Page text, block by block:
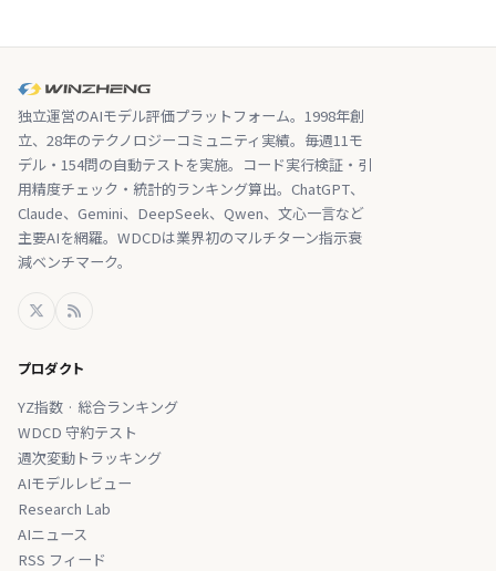
独立運営のAIモデル評価プラットフォーム。1998年創
立、28年のテクノロジーコミュニティ実績。毎週11モ
デル・154問の自動テストを実施。コード実行検証・引
用精度チェック・統計的ランキング算出。ChatGPT、
Claude、Gemini、DeepSeek、Qwen、文心一言など
主要AIを網羅。WDCDは業界初のマルチターン指示衰
減ベンチマーク。
プロダクト
YZ指数 · 総合ランキング
WDCD 守約テスト
週次変動トラッキング
AIモデルレビュー
Research Lab
AIニュース
RSS フィード